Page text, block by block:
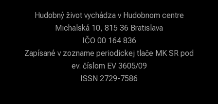
Hudobný život vychádza v Hudobnom centre
Michalská 10, 815 36 Bratislava
IČO 00 164 836
Zapísané v zozname periodickej tlače MK SR pod
ev. číslom EV 3605/09
ISSN 2729-7586